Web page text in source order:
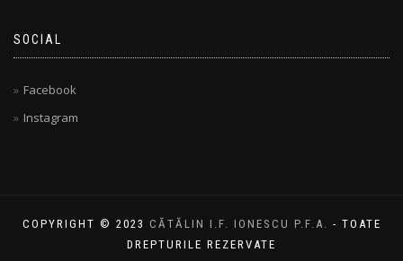
SOCIAL
Facebook
Instagram
COPYRIGHT © 2023 CĂTĂLIN I.F. IONESCU P.F.A.
- TOATE
DREPTURILE REZERVATE